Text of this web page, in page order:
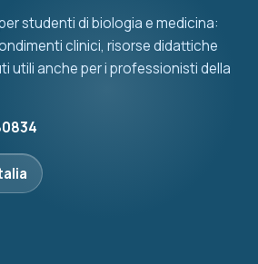
studenti di biologia e medicina:
clinici, risorse didattiche
utili anche per i professionisti della